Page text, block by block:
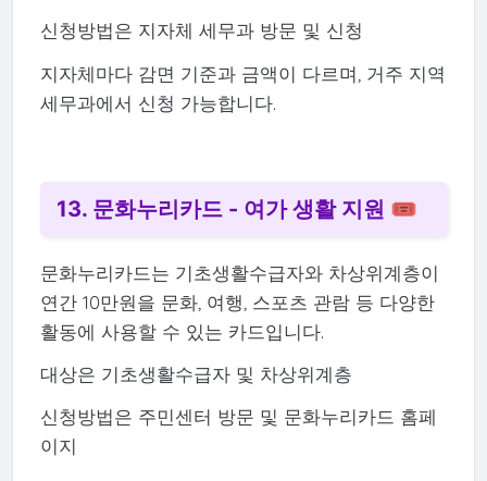
신청방법은 지자체 세무과 방문 및 신청
지자체마다 감면 기준과 금액이 다르며, 거주 지역
세무과에서 신청 가능합니다.
13. 문화누리카드 - 여가 생활 지원 🎟️
문화누리카드는 기초생활수급자와 차상위계층이
연간 10만원을 문화, 여행, 스포츠 관람 등 다양한
활동에 사용할 수 있는 카드입니다.
대상은 기초생활수급자 및 차상위계층
신청방법은 주민센터 방문 및 문화누리카드 홈페
이지